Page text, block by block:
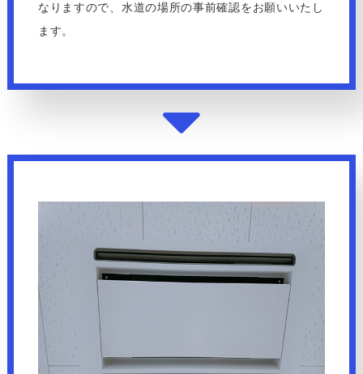
なりますので、水道の場所の事前確認をお願いいたし
ます。